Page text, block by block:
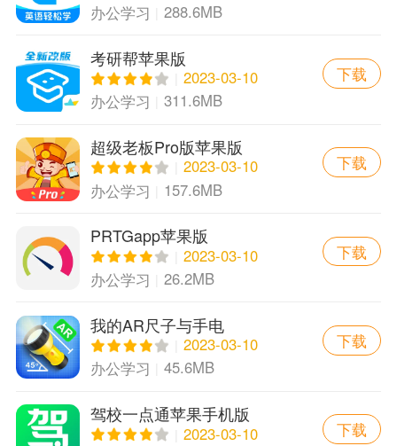
办公学习
288.6MB
考研帮苹果版
2023-03-10
办公学习
311.6MB
下载
超级老板Pro版苹果版
2023-03-10
办公学习
157.6MB
下载
PRTGapp苹果版
2023-03-10
办公学习
26.2MB
下载
我的AR尺子与手电
·MyToolsapp苹果版
2023-03-10
办公学习
45.6MB
下载
驾校一点通苹果手机版
2023-03-10
下载